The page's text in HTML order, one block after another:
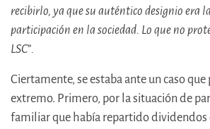
recibirlo, ya que su auténtico designio era
participación en la sociedad. Lo que no
LSC”.
Ciertamente, se estaba ante un caso
extremo. Primero, por la situación de
familiar que había repartido dividendos